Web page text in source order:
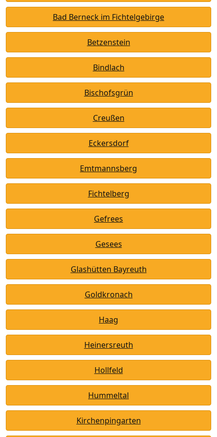
Bad Berneck im Fichtelgebirge
Betzenstein
Bindlach
Bischofsgrün
Creußen
Eckersdorf
Emtmannsberg
Fichtelberg
Gefrees
Gesees
Glashütten Bayreuth
Goldkronach
Haag
Heinersreuth
Hollfeld
Hummeltal
Kirchenpingarten